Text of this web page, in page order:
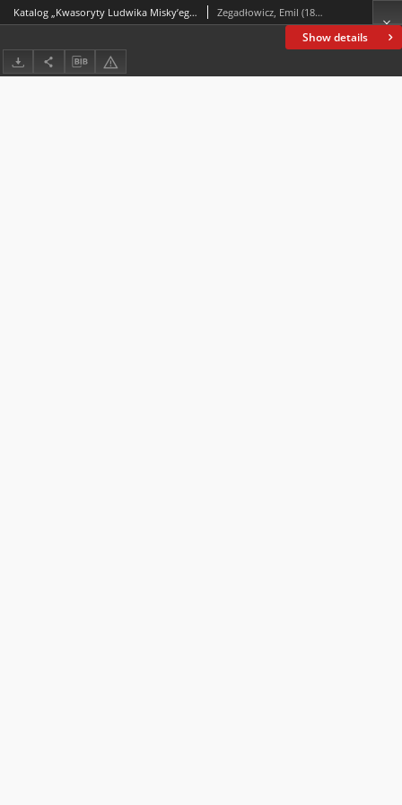
Show details
Katalog „Kwasoryty Ludwika Misky’ego wykonane w Krakowie w roku 1914, 1915, 1916”. Zegadłowicz, Emil (1888-1941)